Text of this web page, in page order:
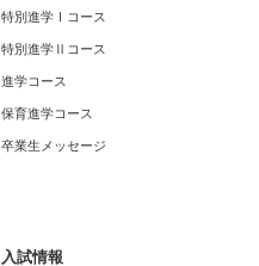
特別進学Ⅰコース
特別進学Ⅱコース
進学コース
保育進学コース
卒業生メッセージ
入試情報